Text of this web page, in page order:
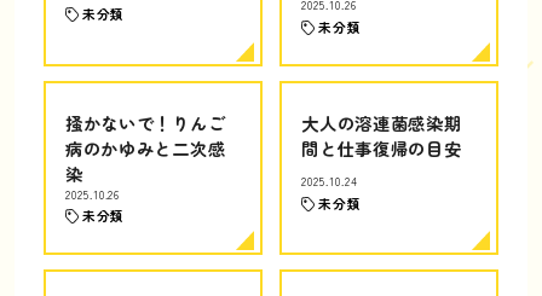
未分類
2025.10.26
未分類
掻かないで！りんご
病のかゆみと二次感
染
2025.10.26
未分類
大人の溶連菌感染期
間と仕事復帰の目安
2025.10.24
未分類